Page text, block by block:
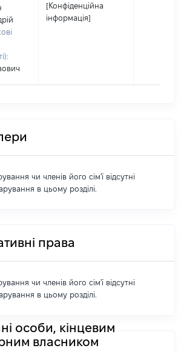
[Конфіденційна
інформація]
чи членів його сім'ї відсутні
в цьому розділі.
права
чи членів його сім'ї відсутні
в цьому розділі.
особи, кінцевим
власником